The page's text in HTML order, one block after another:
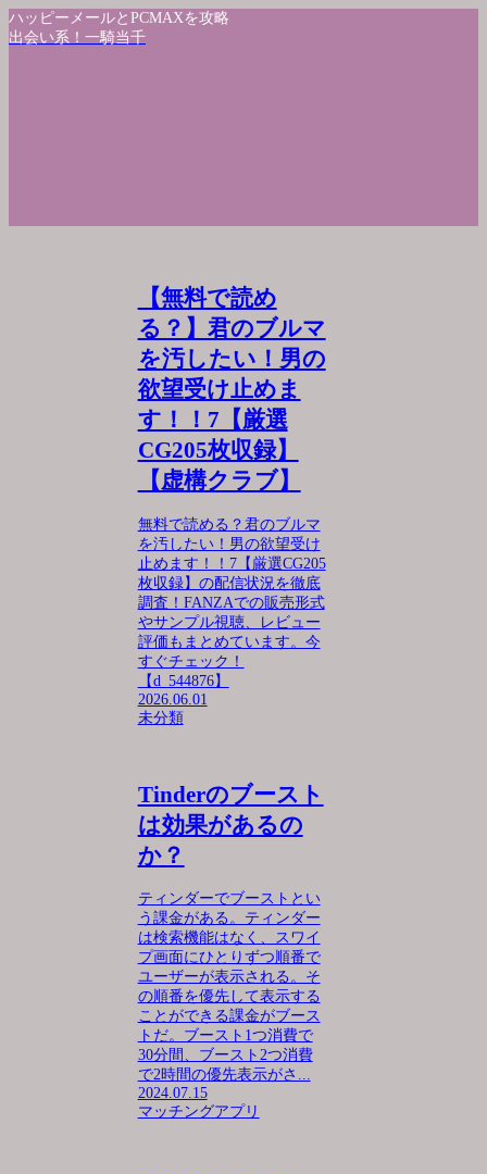
ハッピーメールとPCMAXを攻略
出会い系！一騎当千
【無料で読め
る？】君のブルマ
を汚したい！男の
欲望受け止めま
す！！7【厳選
CG205枚収録】
【虚構クラブ】
無料で読める？君のブルマ
を汚したい！男の欲望受け
止めます！！7【厳選CG205
枚収録】の配信状況を徹底
調査！FANZAでの販売形式
やサンプル視聴、レビュー
評価もまとめています。今
すぐチェック！
【d_544876】
2026.06.01
未分類
Tinderのブースト
は効果があるの
か？
ティンダーでブーストとい
う課金がある。ティンダー
は検索機能はなく、スワイ
プ画面にひとりずつ順番で
ユーザーが表示される。そ
の順番を優先して表示する
ことができる課金がブース
トだ。ブースト1つ消費で
30分間、ブースト2つ消費
で2時間の優先表示がさ...
2024.07.15
マッチングアプリ